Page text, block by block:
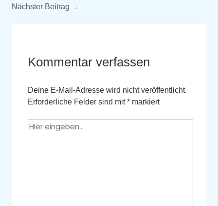
Nächster Beitrag →
Kommentar verfassen
Deine E-Mail-Adresse wird nicht veröffentlicht.
Erforderliche Felder sind mit* markiert